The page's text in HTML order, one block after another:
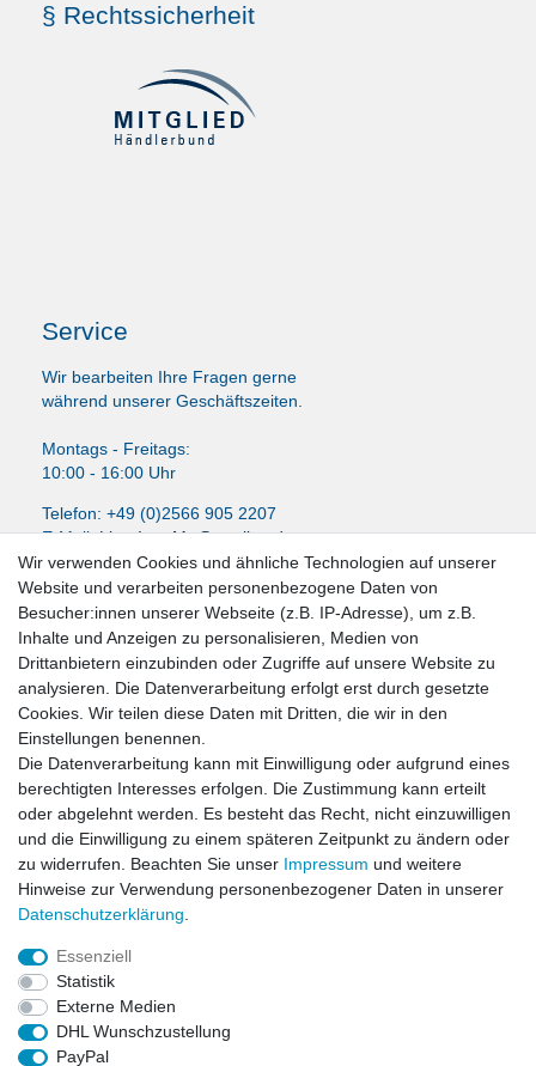
§ Rechtssicherheit
Service
Wir bearbeiten Ihre Fragen gerne
während unserer Geschäftszeiten.
Montags - Freitags:
10:00 - 16:00 Uhr
Telefon: +49 (0)2566 905 2207
E-Mail:LissyInterMo@t-online.de
News-Letter abonieren
VORNAME NACHNAME
E-MAIL **
Newsletter
Honig
Hiermit bestätige ich, dass ich dieDaten­schutz­erklärunggelesen habe. Meine
Einwilligung kann ich jederzeit widerrufen.**
Abonnieren
Impressum
Wir verwenden Cookies und ähnliche Technologien auf unserer
Website und verarbeiten personenbezogene Daten von
Besucher:innen unserer Webseite (z.B. IP-Adresse), um z.B.
Inhalte und Anzeigen zu personalisieren, Medien von
Drittanbietern einzubinden oder Zugriffe auf unsere Website zu
analysieren. Die Datenverarbeitung erfolgt erst durch gesetzte
Cookies. Wir teilen diese Daten mit Dritten, die wir in den
Einstellungen benennen.
Die Datenverarbeitung kann mit Einwilligung oder aufgrund eines
berechtigten Interesses erfolgen. Die Zustimmung kann erteilt
oder abgelehnt werden. Es besteht das Recht, nicht einzuwilligen
und die Einwilligung zu einem späteren Zeitpunkt zu ändern oder
zu widerrufen. Beachten Sie unser Impressum und weitere
Hinweise zur Verwendung personenbezogener Daten in unserer
Daten­schutz­erklärung
Essenziell
Statistik
Externe Medien
DHL Wunschzustellung
PayPal